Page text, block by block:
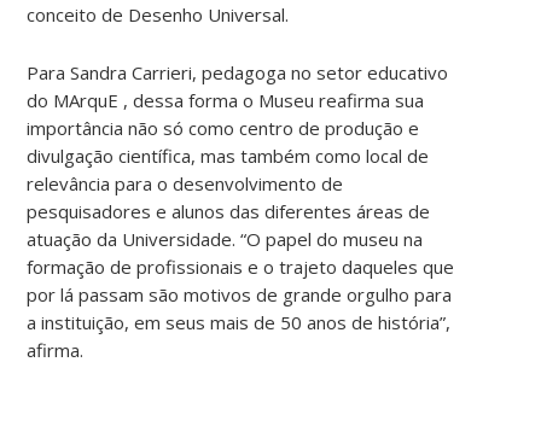
conceito de Desenho Universal.
Para Sandra Carrieri, pedagoga no setor educativo
do MArquE , dessa forma o Museu reafirma sua
importância não só como centro de produção e
divulgação científica, mas também como local de
relevância para o desenvolvimento de
pesquisadores e alunos das diferentes áreas de
atuação da Universidade. “O papel do museu na
formação de profissionais e o trajeto daqueles que
por lá passam são motivos de grande orgulho para
a instituição, em seus mais de 50 anos de história”,
afirma.